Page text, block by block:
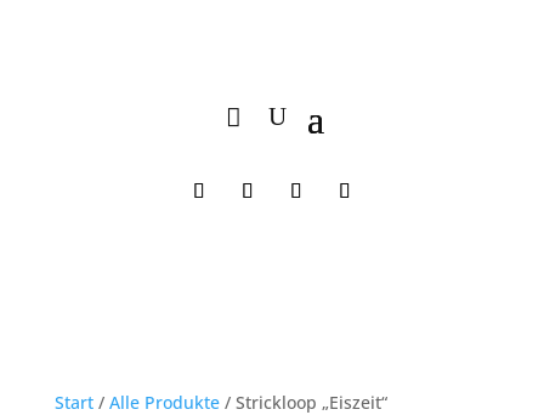
Start/ Alle Produkte/ Strickloop „Eiszeit“